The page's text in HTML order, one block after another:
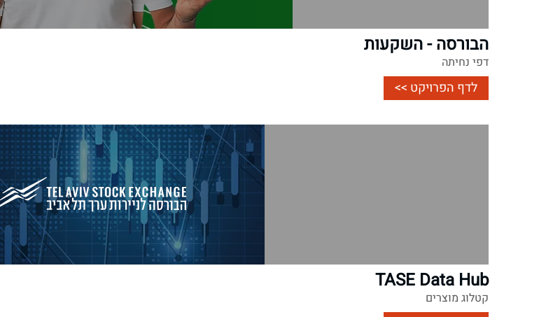
הבורסה - השקעות
דפי נחיתה
לדף הפרויקט >>
TASE Data Hub
קטלוג מוצרים